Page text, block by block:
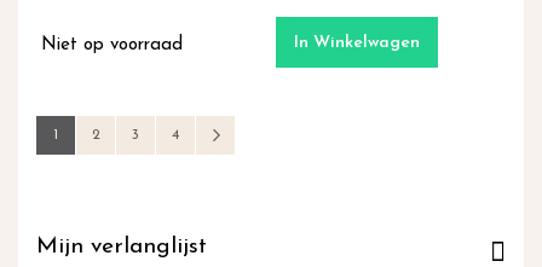
Niet op voorraad In Winkelwagen
Pagina
U lees momenteel pagina
1 Pagina
2 Pagina
3 Pagina
4
Mijn verlanglijst